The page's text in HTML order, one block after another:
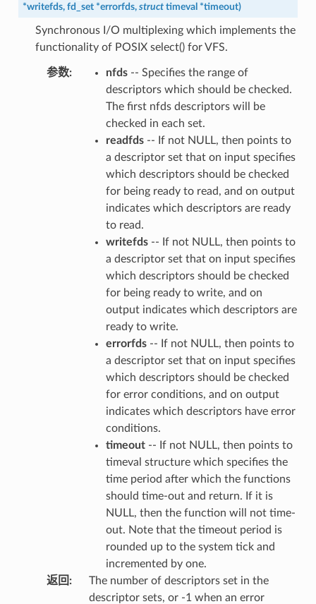
*writefds, fd_set *errorfds, struct timeval *timeout)
Synchronous I/O multiplexing which implements the
functionality of POSIX select() for VFS.
参数: nfds-- Specifies the range of
descriptors which should be checked.
The first nfds descriptors will be
checked in each set.
readfds-- If not NULL, then points to
a descriptor set that on input specifies
which descriptors should be checked
for being ready to read, and on output
indicates which descriptors are ready
to read.
writefds-- If not NULL, then points to
a descriptor set that on input specifies
which descriptors should be checked
for being ready to write, and on
output indicates which descriptors are
ready to write.
errorfds-- If not NULL, then points to
a descriptor set that on input specifies
which descriptors should be checked
for error conditions, and on output
indicates which descriptors have error
conditions.
timeout-- If not NULL, then points to
timeval structure which specifies the
time period after which the functions
should time-out and return. If it is
NULL, then the function will not time-
out. Note that the timeout period is
rounded up to the system tick and
incremented by one.
返回 :
The number of descriptors set in the
descriptor sets, or -1 when an error